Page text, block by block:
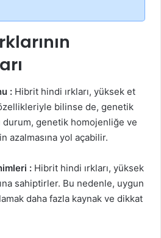
: Hibrit hindi ırkları, yüksek et
bilinse de, genetik
durum, genetik homojenliğe ve
azalmasına yol açabilir.
: Hibrit hindi ırkları, yüksek
sahiptirler. Bu nedenle, uygun
daha fazla kaynak ve dikkat